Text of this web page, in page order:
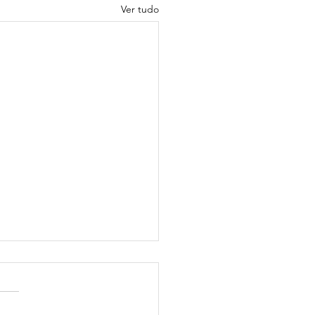
Ver tudo